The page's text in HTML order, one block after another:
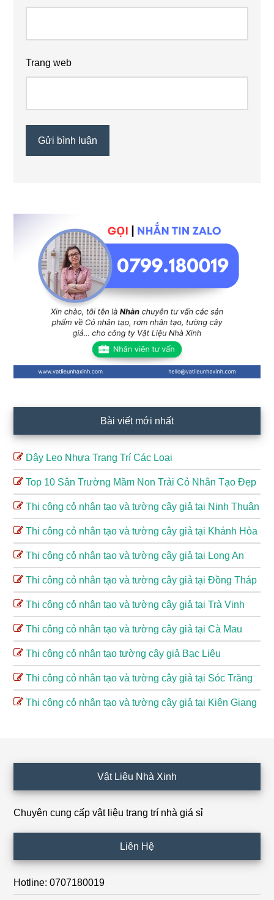
Trang web
chính
Bài viết mới nhất
Dây Leo Nhựa Trang Trí Các Loại
Top 10 Sân Trường Mầm Non Trải Cỏ Nhân Tạo Đẹp
Thi công cỏ nhân tạo và tường cây giả tại Ninh Thuận
Thi công cỏ nhân tạo và tường cây giả tại Khánh Hòa
Thi công cỏ nhân tạo và tường cây giả tại Long An
Thi công cỏ nhân tạo và tường cây giả tại Đồng Tháp
Thi công cỏ nhân tạo và tường cây giả tại Trà Vinh
Thi công cỏ nhân tạo và tường cây giả tại Cà Mau
Thi công cỏ nhân tạo tường cây giả Bạc Liêu
Thi công cỏ nhân tạo và tường cây giả tại Sóc Trăng
Thi công cỏ nhân tạo và tường cây giả tại Kiên Giang
Vật Liệu Nhà Xinh
Chuyên cung cấp vật liệu trang trí nhà giá sỉ
Liên Hệ
Hotline: 0707180019